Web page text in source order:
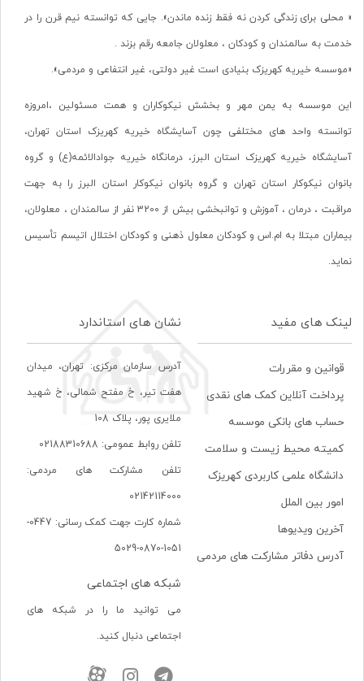
« محلی برای زندگی کردن نه فقط زنده ماندن». جایی که توانسته نیم قرن را در
خدمت به سالمندان و کودکان ، معلولان جامعه رقم بزند .
«موسسه خیریه کهریزک بنیادی است غیر دولتی، غیر انتفاعی و مردمی».
این موسسه به یمن مهر و بخشش نیکوکاران و همت مسئولین ،امروزه
توانسته واحد های مختلفی چون آسایشگاه خیریه کهریزک استان تهران،
آسایشگاه خیریه کهریزک استان البرز، درمانگاه خیریه جوادالائمه(ع) و گروه
بانوان نیکوکار استان تهران و گروه بانوان نیکوکار استان البرز را به جهت
مراقبت ، درمان ، آموزش و توانبخشی بیش از 3200 نفر از سالمندان ، معلولان،
بیماران مبتلا به ام.اس و کودکان معلول ذهنی و کودکان اختلال اتیسم تأسیس
نماید.
لینک های مفید
قوانین و مقررات
پرداخت آنلاین کمک های نقدی
حساب های بانکی موسسه
کمیته محیط زیست و سلامت
دانشگاه علمی کاربردی کهریزک
امور بین الملل
آخرین ویدیوها
آدرس دفاتر مشارکت های مردمی
نشان های استاندارد
آدرس سازمان مرکزی: تهران، ميدان
هفت تير، خ مفتح شمالی، خ شهيد
ملايری پور، پلاک 108
تلفن روابط عمومی: 02188310688
تلفن مشارکت های مردمی:
02142114000
شماره کارت جهت کمک رسانی: 0447-
1051-0870-5029
شبکه های اجتماعی
می توانید ما را در شبکه های
اجتماعی دنبال کنید.